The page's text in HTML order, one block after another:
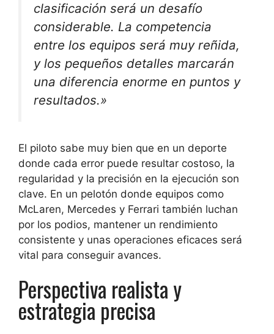
clasificación será un desafío
considerable. La competencia
entre los equipos será muy reñida,
y los pequeños detalles marcarán
una diferencia enorme en puntos y
resultados.»
El piloto sabe muy bien que en un deporte
donde cada error puede resultar costoso, la
regularidad y la precisión en la ejecución son
clave. En un pelotón donde equipos como
McLaren, Mercedes y Ferrari también luchan
por los podios, mantener un rendimiento
consistente y unas operaciones eficaces será
vital para conseguir avances.
Perspectiva realista y
estrategia precisa